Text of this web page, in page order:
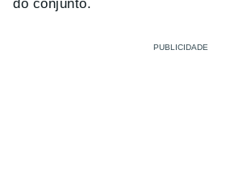
do conjunto.